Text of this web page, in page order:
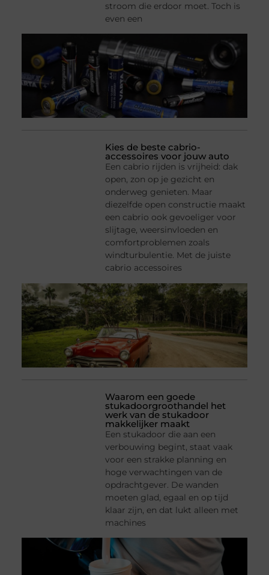
stroom die erdoor moet. Toch is
even een
Kies de beste cabrio-
accessoires voor jouw auto
Een cabrio rijden is vrijheid: dak
open, zon op je gezicht en
onderweg genieten. Maar
diezelfde open constructie maakt
een cabrio ook gevoeliger voor
slijtage, weersinvloeden en
comfortproblemen zoals
windturbulentie. Met de juiste
cabrio accessoires
Waarom een goede
stukadoorgroothandel het
werk van de stukadoor
makkelijker maakt
Een stukadoor die aan een
verbouwing begint, staat vaak
voor een strakke planning en
hoge verwachtingen van de
opdrachtgever. De wanden
moeten glad, egaal en op tijd
klaar zijn, en dat lukt alleen met
machines